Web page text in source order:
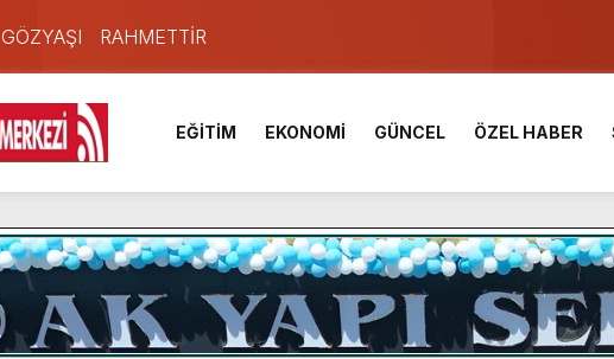
GÖZYAŞI RAHMETTİR
Afşin Sağlık Yüksek Okulu ve Meslek Yüksek Okulunda görev değişimi!
Onikişubat Belediyesi’nin Üniversite Hazırlık Kursu başvurularında son
Uluslararası Bisiklet Yarışması’nda En Zorlu Etap Tamamlandı.
NOTER ONAYLI TYP LİSTESİ YAYINLANDI.
KAFUM Fuar Alanı Bulut ve Yavuz’un Ezgileriyle Şenlendi.
Afşinli bir hemşehrimizin de olduğu Filistin Konvoyu, güçlenerek ilerliyor.
Madrigal, Perşembe Günü KAFUM’da Sahne Alacak.
KEDİNİZ Mİ VAR?
EĞİTİM EKONOMİ GÜNCEL ÖZEL HABER